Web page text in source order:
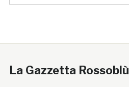
La Gazzetta Rossoblù